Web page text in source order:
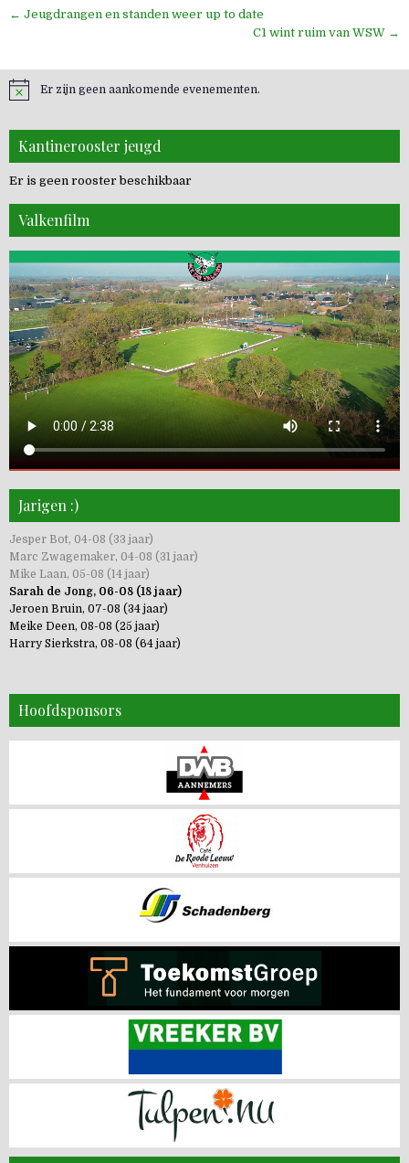
Bericht
← Jeugdrangen en standen weer up to date
C1 wint ruim van WSW →
Er zijn geen aankomende evenementen.
Kantinerooster jeugd
Er is geen rooster beschikbaar
Valkenfilm
Jarigen :)
Jesper Bot, 04-08 (33 jaar)
Marc Zwagemaker, 04-08 (31 jaar)
Mike Laan, 05-08 (14 jaar)
Sarah de Jong, 06-08 (18 jaar)
Jeroen Bruin, 07-08 (34 jaar)
Meike Deen, 08-08 (25 jaar)
Harry Sierkstra, 08-08 (64 jaar)
Hoofdsponsors